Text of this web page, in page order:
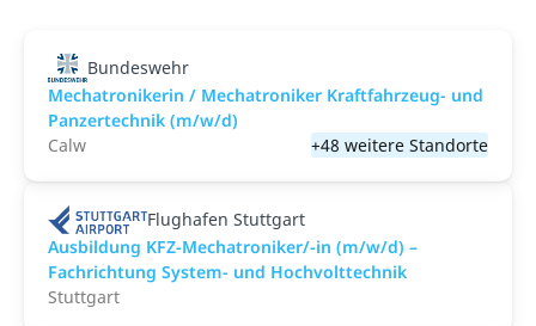
Bundeswehr
Mechatronikerin / Mechatroniker Kraftfahrzeug- und
Panzertechnik (m/w/d)
Calw
+48 weitere Standorte
Flughafen Stuttgart
Ausbildung KFZ-Mechatroniker/-in (m/w/d) –
Fachrichtung System- und Hochvolttechnik
Stuttgart